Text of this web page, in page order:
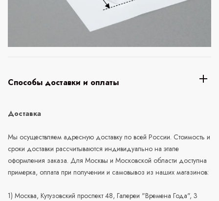
Способы доставки и оплаты
Доставка
Мы осуществляем адресную доставку по всей России. Стоимость и
сроки доставки рассчитываются индивидуально на этапе
оформления заказа. Для Москвы и Московской области доступна
примерка, оплата при получении и самовывоз из наших магазинов:
1) Москва, Кутузовский проспект 48, Галереи "Времена Года", 3